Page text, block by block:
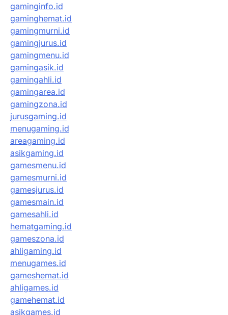
gaminginfo.id
gaminghemat.id
gamingmurni.id
gamingjurus.id
gamingmenu.id
gamingasik.id
gamingahli.id
gamingarea.id
gamingzona.id
jurusgaming.id
menugaming.id
areagaming.id
asikgaming.id
gamesmenu.id
gamesmurni.id
gamesjurus.id
gamesmain.id
gamesahli.id
hematgaming.id
gameszona.id
ahligaming.id
menugames.id
gameshemat.id
ahligames.id
gamehemat.id
asikgames.id